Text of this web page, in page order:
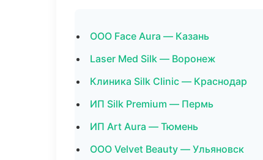
ООО Face Aura — Казань
Laser Med Silk — Воронеж
Клиника Silk Clinic — Краснодар
ИП Silk Premium — Пермь
ИП Art Aura — Тюмень
ООО Velvet Beauty — Ульяновск